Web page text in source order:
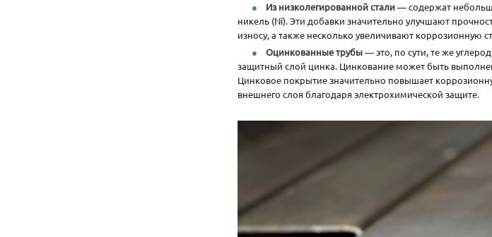
Из низколегированной стали— содержат
никель (Ni). Эти добавки значительно улучшают
износу, а также несколько увеличивают коррозионную
Оцинкованные трубы— это, по сути, те же
защитный слой цинка. Цинкование может быть
Цинковое покрытие значительно повышает
внешнего слоя благодаря электрохимической защите.